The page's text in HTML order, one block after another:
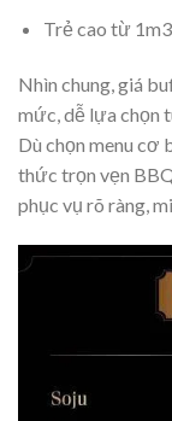
Trẻ cao từ
Nhìn chung, giá
mức, dễ lựa chọn
Dù chọn menu cơ
thức trọn vẹn
phục vụ rõ ràng,